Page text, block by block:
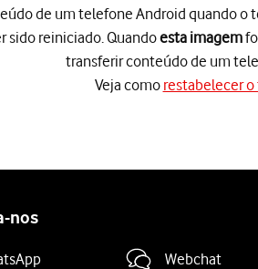
de um telefone Android quando
sido reiniciado. Quandoesta imagem
transferir conteúdo de um
Veja comorestabelecer
nos
Webchat